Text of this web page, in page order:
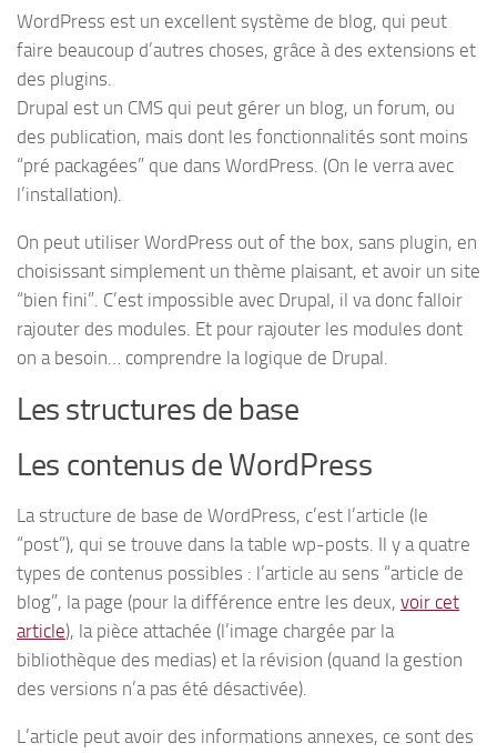
WordPress est un excellent système de blog, qui peut
faire beaucoup d’autres choses, grâce à des extensions et
des plugins.
Drupal est un CMS qui peut gérer un blog, un forum, ou
des publication, mais dont les fonctionnalités sont moins
“pré packagées” que dans WordPress. (On le verra avec
l’installation).
On peut utiliser WordPress out of the box, sans plugin, en
choisissant simplement un thème plaisant, et avoir un site
“bien fini”. C’est impossible avec Drupal, il va donc falloir
rajouter des modules. Et pour rajouter les modules dont
on a besoin… comprendre la logique de Drupal.
Les structures de base
Les contenus de WordPress
La structure de base de WordPress, c’est l’article (le
“post”), qui se trouve dans la table wp-posts. Il y a quatre
types de contenus possibles : l’article au sens “article de
blog”, la page (pour la différence entre les deux, voir cet
article), la pièce attachée (l’image chargée par la
bibliothèque des medias) et la révision (quand la gestion
des versions n’a pas été désactivée).
L’article peut avoir des informations annexes, ce sont des